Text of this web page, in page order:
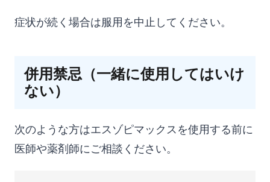
症状が続く場合は服用を中止してください。
併用禁忌（一緒に使用してはいけ
ない）
次のような方はエスゾピマックスを使用する前に
医師や薬剤師にご相談ください。